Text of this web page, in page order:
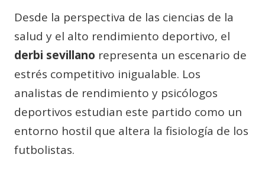
Desde la perspectiva de las ciencias de la
salud y el alto rendimiento deportivo, el
derbi sevillano representa un escenario de
estrés competitivo inigualable. Los
analistas de rendimiento y psicólogos
deportivos estudian este partido como un
entorno hostil que altera la fisiología de los
futbolistas.